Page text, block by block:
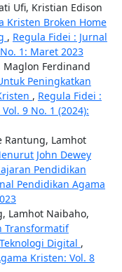
Ufi, Kristian Edison
Kristen Broken Home
, Regula Fidei : Jurnal
1: Maret 2023
Maglon Ferdinand
Peningkatkan
, Regula Fidei :
9 No. 1 (2024):
Rantung, Lamhot
John Dewey
Pendidikan
Pendidikan Agama
Lamhot Naibaho,
Transformatif
Digital ,
Kristen: Vol. 8